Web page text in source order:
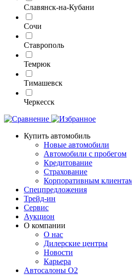
Славянск-на-Кубани
Сочи
Ставрополь
Темрюк
Тимашевск
Черкесск
Купить автомобиль
Новые автомобили
Автомобили с пробегом
Кредитование
Страхование
Корпоративным
Спецпредложения
Трейд-ин
Сервис
Аукцион
О компании
О нас
Дилерские центры
Новости
Карьера
Автосалоны O2